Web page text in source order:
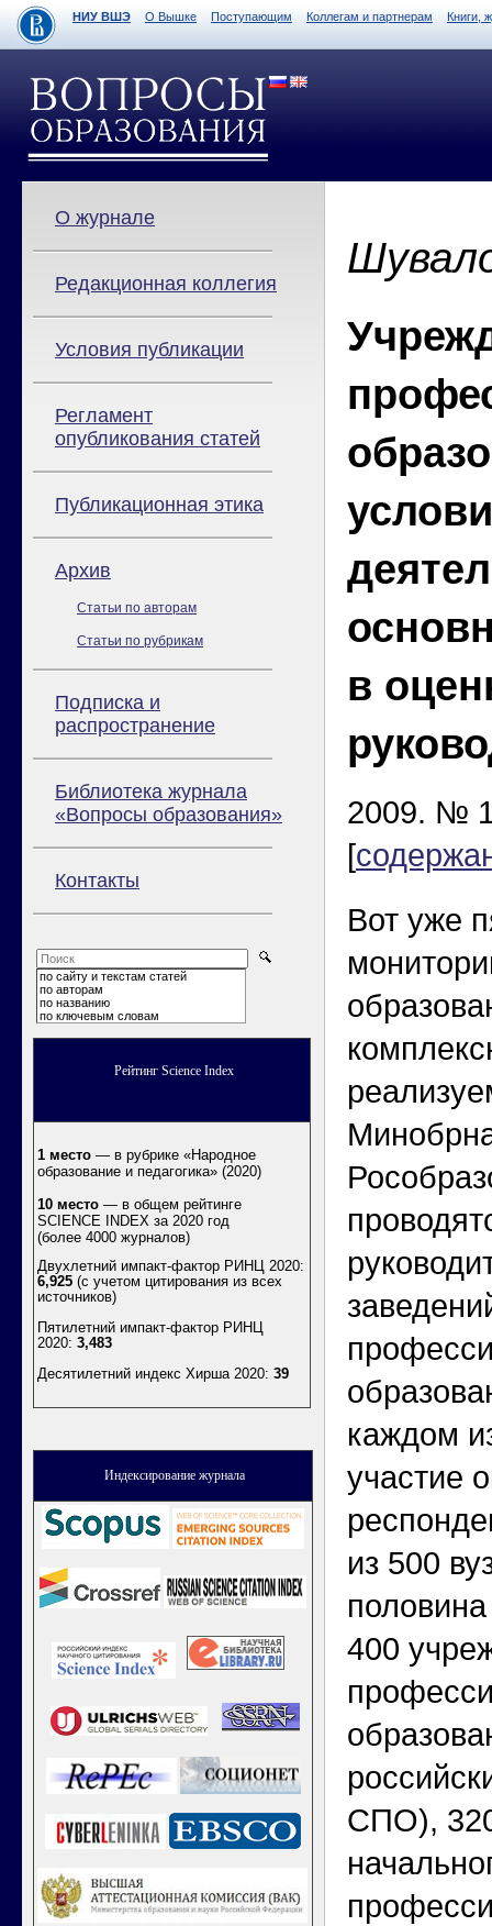
НИУ ВШЭ О Вышке Поступающим Коллегам и партнерам Книги,
О журнале
Редакционная коллегия
Условия публикации
Регламент
опубликования статей
Публикационная этика
Архив
Статьи по авторам
Статьи по рубрикам
Подписка и
распространение
Библиотека журнала
«Вопросы образования»
Контакты
по сайту и текстам статей
по авторам
по названию
по ключевым словам
Рейтинг Science Index
1 место — в рубрике «Народное
образование и педагогика» (2020)
10 место — в общем рейтинге
SCIENCE INDEX за 2020 год
(более 4000 журналов)
Двухлетний импакт-фактор РИНЦ 2020:
6,925 (с учетом цитирования из всех
источников)
Пятилетний импакт-фактор РИНЦ
2020: 3,483
Десятилетний индекс Хирша 2020: 39
Индексирование журнала
в
2009. №
[
Вот уже
каждом
участие
из 500
400
СПО),